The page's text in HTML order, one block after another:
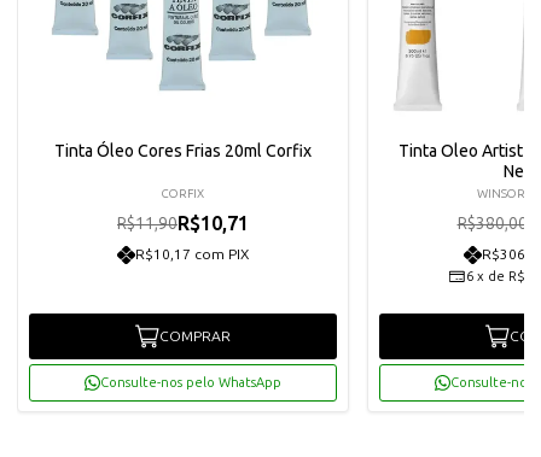
Tinta Óleo Cores Frias 20ml Corfix
CORFIX
R$11,90R$10,71
R$10,17 com PIX
COMPRAR
Consulte-nos pelo WhatsApp
Tinta Oleo Artist
WINSOR &
R$380,00
6 x de
Consulte-nos